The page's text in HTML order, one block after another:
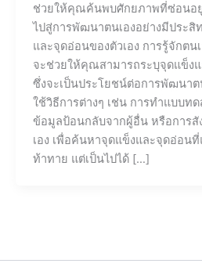
ช่วยให้คุณค้นพบศักยภาพที่ซ่อนอยู่
ไปสู่การพัฒนาตนเองอย่างมีประ
และจุดอ่อนของตัวเอง การรู้จักตน
จะช่วยให้คุณสามารถระบุจุดแข็ง
ซึ่งจะเป็นประโยชน์ต่อการพัฒนา
ใช้วิธีการต่างๆ เช่น การทำแบบท
ข้อมูลป้อนกลับจากผู้อื่น หรือการสั
เอง เพื่อค้นหาจุดแข็งและจุดอ่อน
ท้าทาย แต่เป็นไปได้ […]